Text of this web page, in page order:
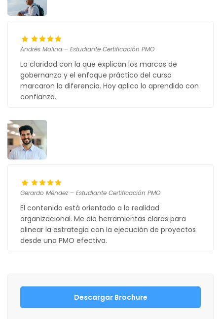
Andrés Molina – Estudiante Certificación PMO
La claridad con la que explican los marcos de
gobernanza y el enfoque práctico del curso
marcaron la diferencia. Hoy aplico lo aprendido con
confianza.
Gerardo Méndez – Estudiante Certificación PMO
El contenido está orientado a la realidad
organizacional. Me dio herramientas claras para
alinear la estrategia con la ejecución de proyectos
desde una PMO efectiva.
Descargar Brochure